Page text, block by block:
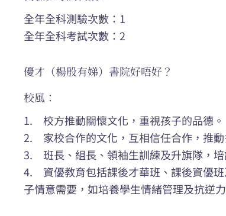
全年全科測驗次數：1
全年全科考試次數：2
優才（楊殷有娣）書院好唔好？
校風：
1. 校方推動關懷文化，重視孩子的品德。
2. 家校合作的文化，互相信任合作，推動
3. 班長、組長、領袖生訓練及升旗隊，培
4. 資優教育包括課後才華班、課後資優
子情意需要，如培養學生情緒管理及抗逆力